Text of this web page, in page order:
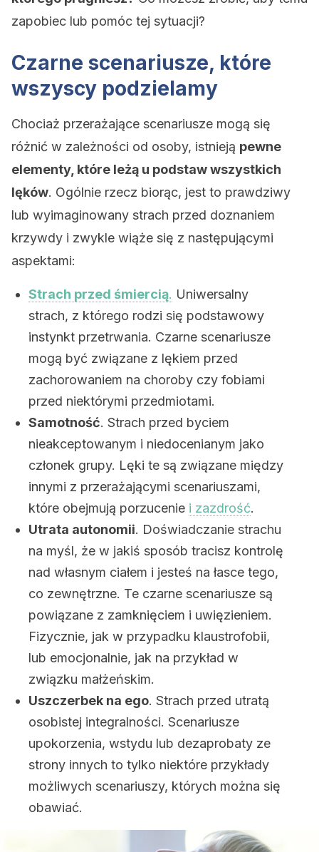
zapobiec lub pomóc tej sytuacji?
Czarne scenariusze, które
wszyscy podzielamy
Chociaż przerażające scenariusze mogą się
różnić w zależności od osoby, istnieją pewne
elementy, które leżą u podstaw wszystkich
lęków. Ogólnie rzecz biorąc, jest to prawdziwy
lub wyimaginowany strach przed doznaniem
krzywdy i zwykle wiąże się z następującymi
aspektami:
Strach przed śmiercią. Uniwersalny
strach, z którego rodzi się podstawowy
instynkt przetrwania. Czarne scenariusze
mogą być związane z lękiem przed
zachorowaniem na choroby czy fobiami
przed niektórymi przedmiotami.
Samotność. Strach przed byciem
nieakceptowanym i niedocenianym jako
członek grupy. Lęki te są związane między
innymi z przerażającymi scenariuszami,
które obejmują porzucenie i zazdrość.
Utrata autonomii. Doświadczanie strachu
na myśl, że w jakiś sposób tracisz kontrolę
nad własnym ciałem i jesteś na łasce tego,
co zewnętrzne. Te czarne scenariusze są
powiązane z zamknięciem i uwięzieniem.
Fizycznie, jak w przypadku klaustrofobii,
lub emocjonalnie, jak na przykład w
związku małżeńskim.
Uszczerbek na ego. Strach przed utratą
osobistej integralności. Scenariusze
upokorzenia, wstydu lub dezaprobaty ze
strony innych to tylko niektóre przykłady
możliwych scenariuszy, których można się
obawiać.